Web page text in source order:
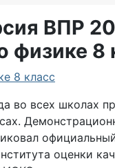
ВПР
физике 8
8 класс
во всех школах
оценки